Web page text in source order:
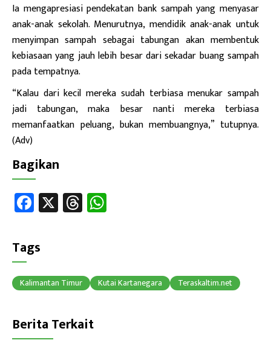
Ia mengapresiasi pendekatan bank sampah yang menyasar
anak-anak sekolah. Menurutnya, mendidik anak-anak untuk
menyimpan sampah sebagai tabungan akan membentuk
kebiasaan yang jauh lebih besar dari sekadar buang sampah
pada tempatnya.
“Kalau dari kecil mereka sudah terbiasa menukar sampah
jadi tabungan, maka besar nanti mereka terbiasa
memanfaatkan peluang, bukan membuangnya,” tutupnya.
(Adv)
Bagikan
Fa
ce
b
o
ok
X T
hr
p
p
Tags
Kalimantan Timur Kutai Kartanegara Teraskaltim.net
Berita Terkait